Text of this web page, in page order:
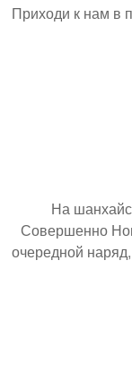
Приходи к нам в
На
Совершенно
очередной